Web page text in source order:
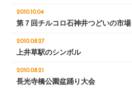
2010.10.04
第７回チルコロ石神井つどいの市場
2010.08.27
上井草駅のシンボル
2010.08.21
長光寺橋公園盆踊り大会